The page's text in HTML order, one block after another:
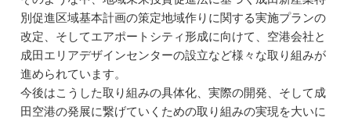
別促進区域基本計画の策定地域作りに関する実施プランの
改定、そしてエアポートシティ形成に向けて、空港会社と
成田エリアデザインセンターの設立など様々な取り組みが
進められています。
今後はこうした取り組みの具体化、実際の開発、そして成
田空港の発展に繋げていくための取り組みの実現を大いに